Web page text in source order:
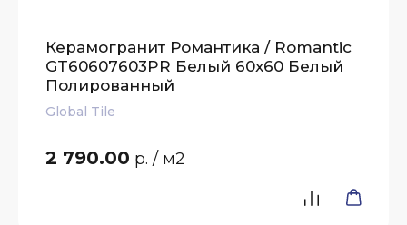
Керамогранит Романтика / Romantic
GT60607603PR Белый 60x60 Белый
Полированный
Global Tile
2 790.00 р. / м2